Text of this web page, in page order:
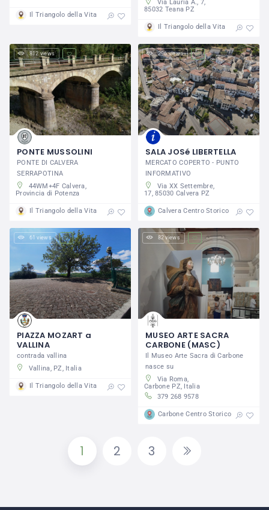
Il Triangolo della Vita
Via Lauria A., 7,
85032 Teana PZ
Il Triangolo della Vita
812 views
PONTE MUSSOLINI
PONTE DI CALVERA
SERRAPOTINA
44WM+4F Calvera,
Provincia di Potenza
Il Triangolo della Vita
296 views
SALA JOSé LIBERTELLA
MERCATO COPERTO - PUNTO
INFORMATIVO
Via XX Settembre,
17, 85030 Calvera PZ
Calvera Centro Storico
61 views
PIAZZA MOZART a
VALLINA
contrada vallina
Vallina, PZ, Italia
Il Triangolo della Vita
82 views
MUSEO ARTE SACRA
CARBONE (MASC)
Il Museo Arte Sacra di Carbone
nasce su
Via Roma,
Carbone PZ, Italia
379 268 9578
Carbone Centro Storico
1 2 3